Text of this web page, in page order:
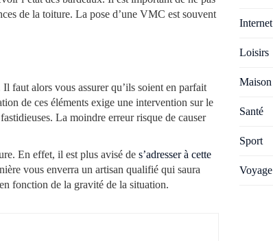
de la toiture. La pose d’une VMC est souvent
faut alors vous assurer qu’ils soient en parfait
de ces éléments exige une intervention sur le
La moindre erreur risque de causer
En effet, il est plus avisé de s’adresser à cette
vous enverra un artisan qualifié qui saura
fonction de la gravité de la situation.
Internet
Loisirs
Maison
Santé
Sport
Voyage